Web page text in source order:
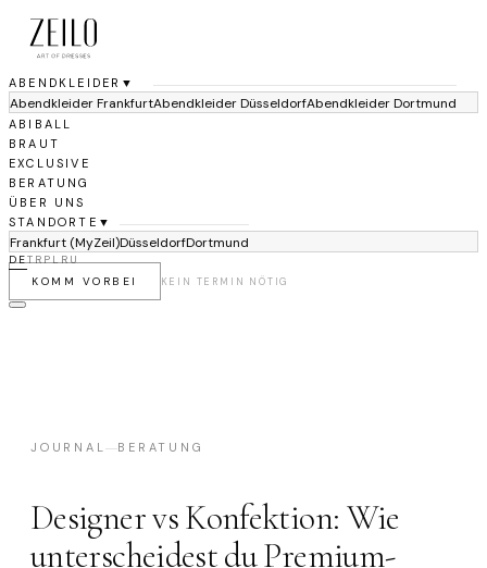
ABENDKLEIDER ▼
Abendkleider FrankfurtAbendkleider DüsseldorfAbendkleider Dortmund
ABIBALL
BRAUT
EXCLUSIVE
BERATUNG
ÜBER UNS
STANDORTE ▼
Frankfurt (MyZeil)DüsseldorfDortmund
DETRPLRU
KOMM VORBEI
KEIN TERMIN NÖTIG
JOURNAL—BERATUNG
Designer vs Konfektion: Wie
unterscheidest du Premium-